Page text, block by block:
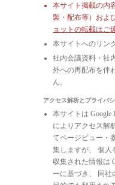
本サイト掲載の内
製・配布等）およ
ョットの転載はご
本サイトへのリン
社内会議資料・社
外への再配布を伴
ん。
アクセス解析とプライバ
本サイトは Google
によりアクセス解
てページビュー・
集しますが、 個人
収集された情報は
ーに基づき、 同